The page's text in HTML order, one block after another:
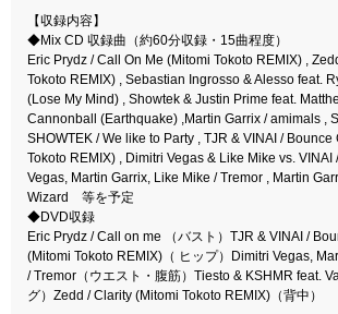
【収録内容】
◆Mix CD 収録曲（約60分収録・15曲程度）
Eric Prydz / Call On Me (Mitomi Tokoto REMIX) ,
Tokoto REMIX) , Sebastian Ingrosso & Alesso feat.
(Lose My Mind) , Showtek & Justin Prime feat.
Cannonball (Earthquake) ,Martin Garrix / amimals ,
SHOWTEK / We like to Party , TJR & VINAI /
Tokoto REMIX) , Dimitri Vegas & Like Mike vs. VINAI
Vegas, Martin Garrix, Like Mike / Tremor , Martin
Wizard 等を予定
◆DVD収録
Eric Prydz / Call on me （バスト）TJR & VINAI /
(Mitomi Tokoto REMIX)（ ヒップ）Dimitri Vegas,
/ Tremor（ウエスト・腹筋）Tiesto & KSHMR feat.
グ）Zedd / Clarity (Mitomi Tokoto REMIX)（背中